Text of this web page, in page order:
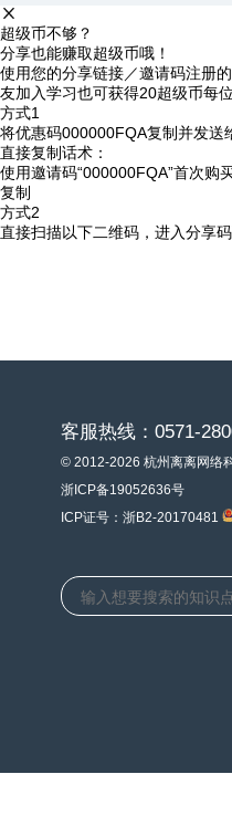
超级币不够？
分享也能赚取超级币哦！
使用您的分享链接／邀请码注册
友加入学习也可获得20超级币每
方式1
将优惠码000000FQA复制并发送
直接复制话术：
使用邀请码“000000FQA”首次购
复制
方式2
直接扫描以下二维码，进入分享
客服热线：0571-
© 2012-2026 杭州离离网络
浙ICP备19052636号
ICP证号：浙B2-20170481